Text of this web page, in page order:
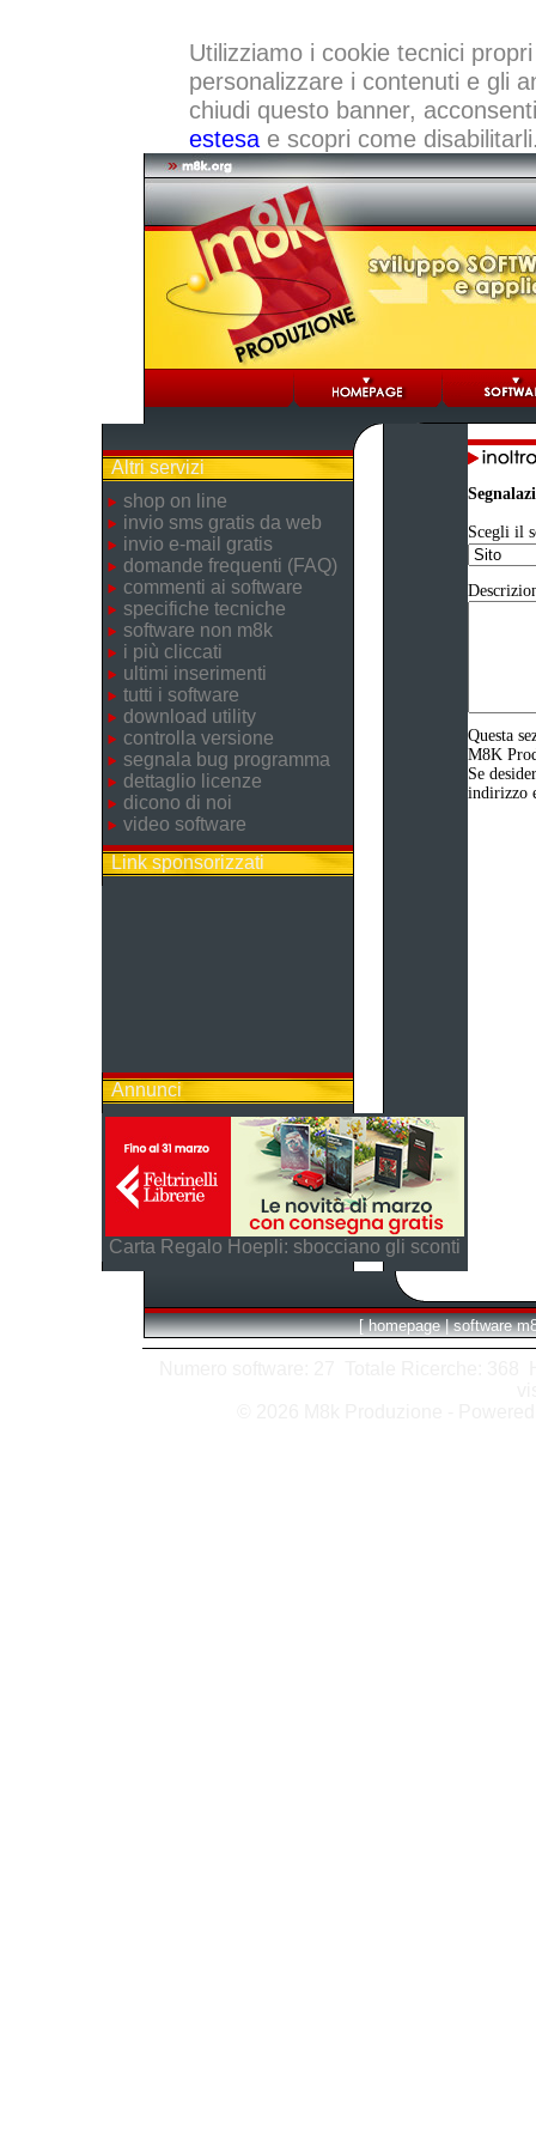
Utilizziamo i cookie tecnici
personalizzare i contenuti e gli
chiudi questo banner,
estesae scopri come
Altri servizi
shop on line
invio sms gratis da web
invio e-mail gratis
domande frequenti (FAQ)
commenti ai software
specifiche tecniche
software non m8k
i più cliccati
ultimi inserimenti
tutti i software
download utility
controlla versione
segnala bug programma
dettaglio licenze
dicono di noi
video software
Link sponsorizzati
Annunci
Carta Regalo Hoepli: sbocciano gli sconti
Scegli il
Questa
M8K
Se
indirizzo
[ homepage | software